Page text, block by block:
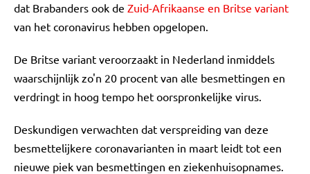
dat Brabanders ook de Zuid-Afrikaanse en Britse variant
van het coronavirus hebben opgelopen.
De Britse variant veroorzaakt in Nederland inmiddels
waarschijnlijk zo'n 20 procent van alle besmettingen en
verdringt in hoog tempo het oorspronkelijke virus.
Deskundigen verwachten dat verspreiding van deze
besmettelijkere coronavarianten in maart leidt tot een
nieuwe piek van besmettingen en ziekenhuisopnames.